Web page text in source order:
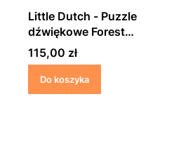
Little Dutch - Puzzle
dźwiękowe Forest
Friends FSC
Cena
115,00 zł
Do koszyka